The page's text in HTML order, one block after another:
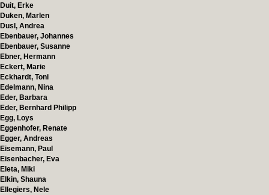
Duit, Erke
Duken, Marlen
Dusl, Andrea
Ebenbauer, Johannes
Ebenbauer, Susanne
Ebner, Hermann
Eckert, Marie
Eckhardt, Toni
Edelmann, Nina
Eder, Barbara
Eder, Bernhard Philipp
Egg, Loys
Eggenhofer, Renate
Egger, Andreas
Eisemann, Paul
Eisenbacher, Eva
Eleta, Miki
Elkin, Shauna
Ellegiers, Nele